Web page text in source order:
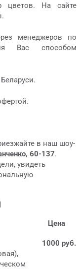
цветов. На сайте
менеджеров по
Вас способом
в наш шоу-
60-137.
увидеть
Цена
1000 руб.